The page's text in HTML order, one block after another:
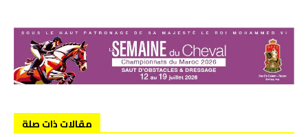
مقالات ذات صلة